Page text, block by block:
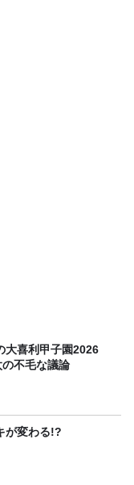
大喜利甲子園2026
不毛な議論
が変わる!?